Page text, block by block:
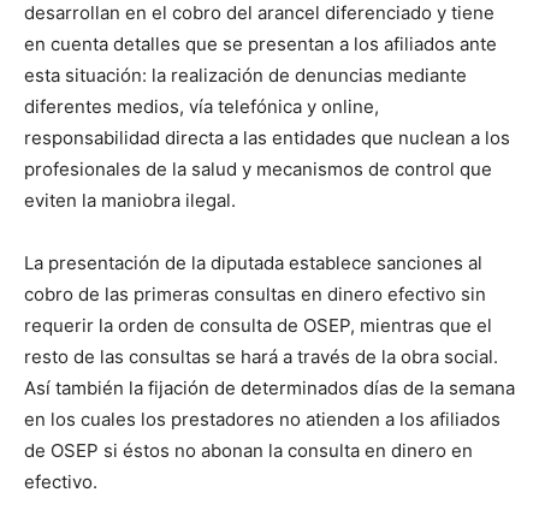
desarrollan en el cobro del arancel diferenciado y tiene
en cuenta detalles que se presentan a los afiliados ante
esta situación: la realización de denuncias mediante
diferentes medios, vía telefónica y online,
responsabilidad directa a las entidades que nuclean a los
profesionales de la salud y mecanismos de control que
eviten la maniobra ilegal.
La presentación de la diputada establece sanciones al
cobro de las primeras consultas en dinero efectivo sin
requerir la orden de consulta de OSEP, mientras que el
resto de las consultas se hará a través de la obra social.
Así también la fijación de determinados días de la semana
en los cuales los prestadores no atienden a los afiliados
de OSEP si éstos no abonan la consulta en dinero en
efectivo.